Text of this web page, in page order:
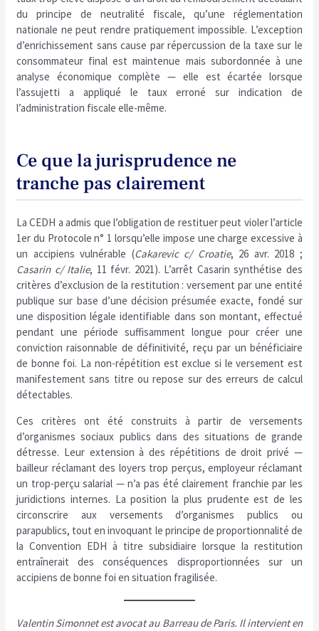
du principe de neutralité fiscale, qu’une réglementation
nationale ne peut rendre pratiquement impossible. L’exception
d’enrichissement sans cause par répercussion de la taxe sur le
consommateur final est maintenue mais subordonnée à une
analyse économique complète — elle est écartée lorsque
l’assujetti a appliqué le taux erroné sur indication de
l’administration fiscale elle-même.
Ce que la jurisprudence ne
tranche pas clairement
La CEDH a admis que l’obligation de restituer peut violer l’article
1er du Protocole n° 1 lorsqu’elle impose une charge excessive à
un accipiens vulnérable (Cakarevic c/ Croatie, 26 avr. 2018 ;
Casarin c/ Italie, 11 févr. 2021). L’arrêt Casarin synthétise des
critères d’exclusion de la restitution : versement par une entité
publique sur base d’une décision présumée exacte, fondé sur
une disposition légale identifiable dans son montant, effectué
pendant une période suffisamment longue pour créer une
conviction raisonnable de définitivité, reçu par un bénéficiaire
de bonne foi. La non-répétition est exclue si le versement est
manifestement sans titre ou repose sur des erreurs de calcul
détectables.
Ces critères ont été construits à partir de versements
d’organismes sociaux publics dans des situations de grande
détresse. Leur extension à des répétitions de droit privé —
bailleur réclamant des loyers trop perçus, employeur réclamant
un trop-perçu salarial — n’a pas été clairement franchie par les
juridictions internes. La position la plus prudente est de les
circonscrire aux versements d’organismes publics ou
parapublics, tout en invoquant le principe de proportionnalité de
la Convention EDH à titre subsidiaire lorsque la restitution
entraînerait des conséquences disproportionnées sur un
accipiens de bonne foi en situation fragilisée.
Valentin Simonnet est avocat au Barreau de Paris. Il intervient en